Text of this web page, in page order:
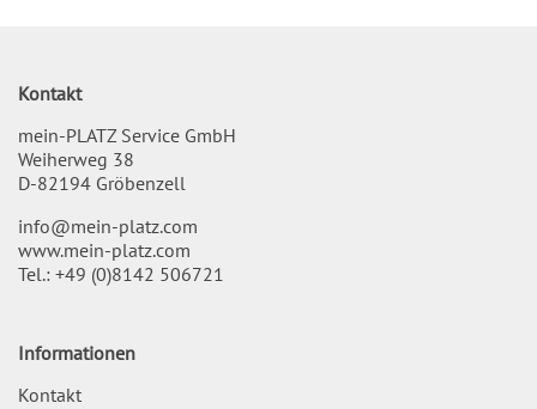
Kontakt
mein-PLATZ Service GmbH
Weiherweg 38
D-82194 Gröbenzell
info@mein-platz.com
www.mein-platz.com
Tel.: +49 (0)8142 506721
Informationen
Kontakt